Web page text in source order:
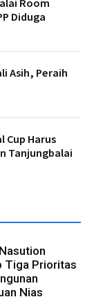
Diduga
Asih, Peraih
Cup Harus
Tanjungbalai
Tiga Prioritas
Nias